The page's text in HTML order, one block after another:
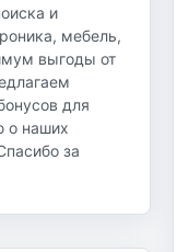
и
мебель,
выгоды от
для
о наших
за